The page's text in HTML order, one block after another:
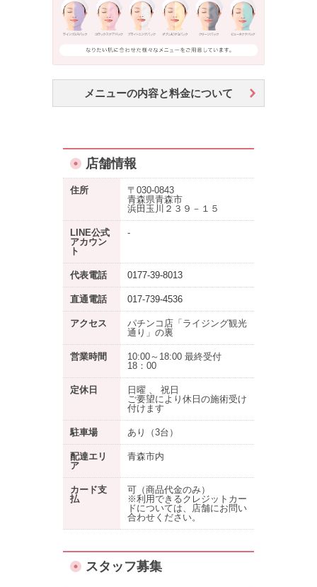
メニューの内容と料金について
店舗情報
住所
〒030-0843
青森県青森市
浜田玉川２３９－１５
LINE公式
アカウン
ト
-
代表電話 0177-39-8013
直通電話 017-739-4536
アクセス
パチンコ店「ライジング観光
通り」の裏
営業時間
10:00～18:00 最終受付
18：00
定休日
日曜 、 祝日
ご要望により休日の施術受け
付けます
駐車場 あり （3台）
配達エリ
ア
青森市内
カード支
払
可（商品代金のみ）
※利用できるクレジットカー
ドについては、店舗にお問い
合わせください。
スタッフ募集